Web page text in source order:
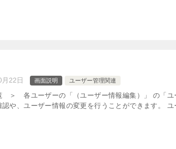
22日 画面説明 ユーザー管理関連
各ユーザーの「（ユーザー情報編集）」 の「ユ
や、ユーザー情報の変更を行うことができます。